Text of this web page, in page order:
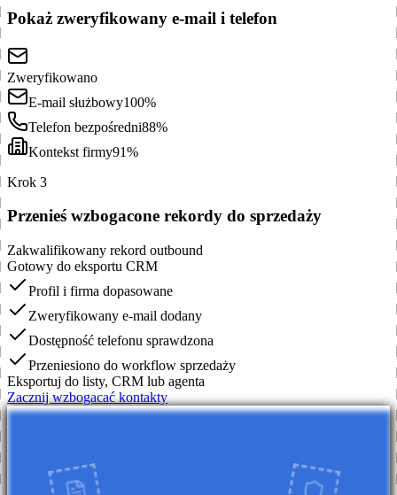
Pokaż zweryfikowany e-mail i telefon
Zweryfikowano
E-mail służbowy100%
Telefon bezpośredni88%
Kontekst firmy91%
Krok 3
Przenieś wzbogacone rekordy do sprzedaży
Zakwalifikowany rekord outbound
Gotowy do eksportu CRM
Profil i firma dopasowane
Zweryfikowany e-mail dodany
Dostępność telefonu sprawdzona
Przeniesiono do workflow sprzedaży
Eksportuj do listy, CRM lub agenta
Zacznij wzbogacać kontakty